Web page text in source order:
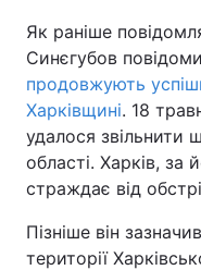
Як раніше
Синєгубов
продовжують
Харківщині. 18
удалося звільнити
області. Харків,
страждає від
Пізніше він
території